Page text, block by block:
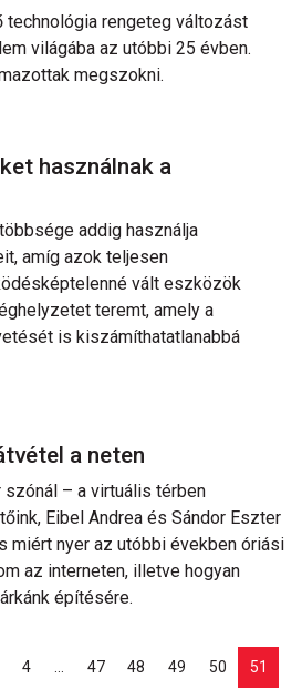
technológia rengeteg változást
világába az utóbbi 25 évben.
megszokni.
használnak a
addig használja
amíg azok teljesen
vált eszközök
teremt, amely a
is kiszámíthatatlanabbá
a neten
– a virtuális térben
Eibel Andrea és Sándor Eszter
miért nyer az utóbbi években óriási
az interneten, illetve hogyan
építésére.
4 47 48 49 50 51